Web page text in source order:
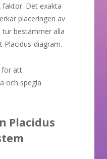
faktor. Det exakta
placeringen av
tur bestämmer alla
Placidus-diagram.
för att
och spegla
Placidus